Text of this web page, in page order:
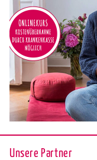
Unsere Partner